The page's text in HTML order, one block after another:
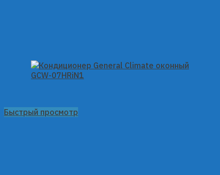
Быстрый просмотр